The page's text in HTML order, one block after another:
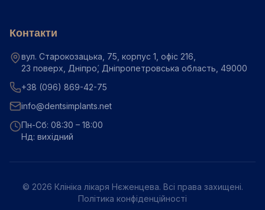
Контакти
вул. Старокозацька, 75, корпус 1, офіс 216,
23 поверх, Дніпро́, Дніпропетровська область, 49000
+38 (096) 869-42-75
info@dentsimplants.net
Пн-Сб: 08:30 – 18:00
Нд: вихідний
© 2026 Клініка лікаря Нєженцева. Всі права захищені.
Політика конфіденційності